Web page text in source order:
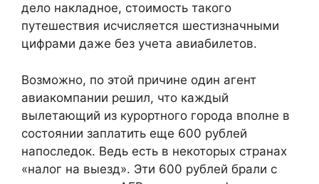
дело накладное, стоимость такого
путешествия исчисляется шестизначными
цифрами даже без учета авиабилетов.
Возможно, по этой причине один агент
авиакомпании решил, что каждый
вылетающий из курортного города вполне в
состоянии заплатить еще 600 рублей
напоследок. Ведь есть в некоторых странах
«налог на выезд». Эти 600 рублей брали с